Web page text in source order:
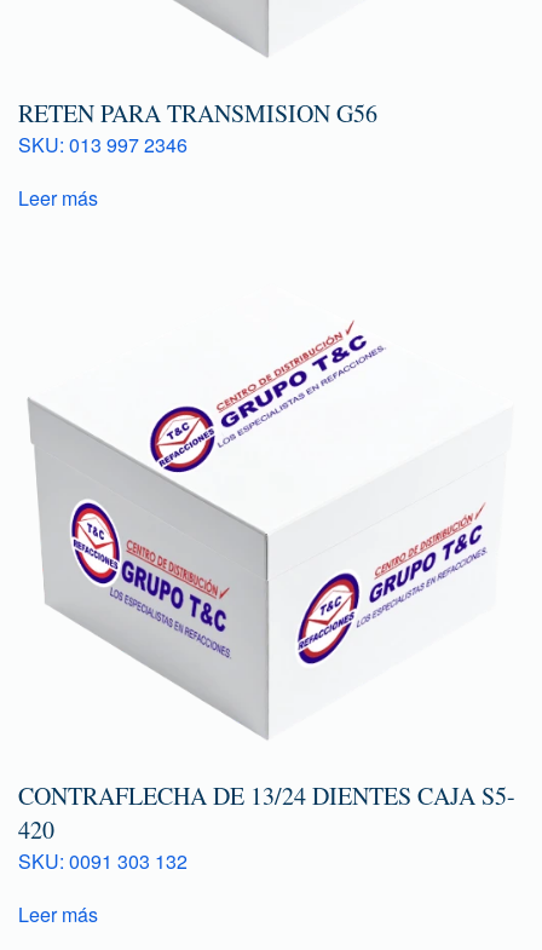
RETEN PARA TRANSMISION G56
SKU: 013 997 2346
Leer más
CONTRAFLECHA DE 13/24 DIENTES CAJA S5-
420
SKU: 0091 303 132
Leer más